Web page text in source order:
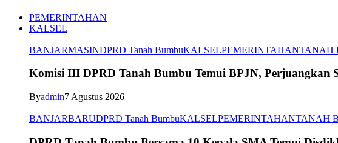
PEMERINTAHAN
KALSEL
BANJARMASINDPRD Tanah BumbuKALSELPEMERINTAHANTANAH
Komisi III DPRD Tanah Bumbu Temui BPJN, Perjuangkan
Byadmin7 Agustus 2026
BANJARBARUDPRD Tanah BumbuKALSELPEMERINTAHANTANAH